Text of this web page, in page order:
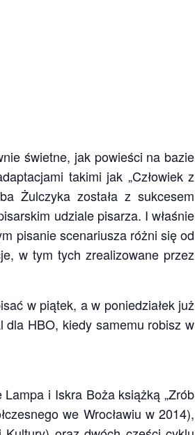
świetne, jak powieści na bazie
takimi jak „Człowiek z
Żulczyka została z sukcesem
udziale pisarza. I właśnie
pisanie scenariusza różni się od
w tym tych zrealizowane przez
w piątek, a w poniedziałek już
HBO, kiedy samemu robisz w
i Iskra Boża książką „Zrób
we Wrocławiu w 2014),